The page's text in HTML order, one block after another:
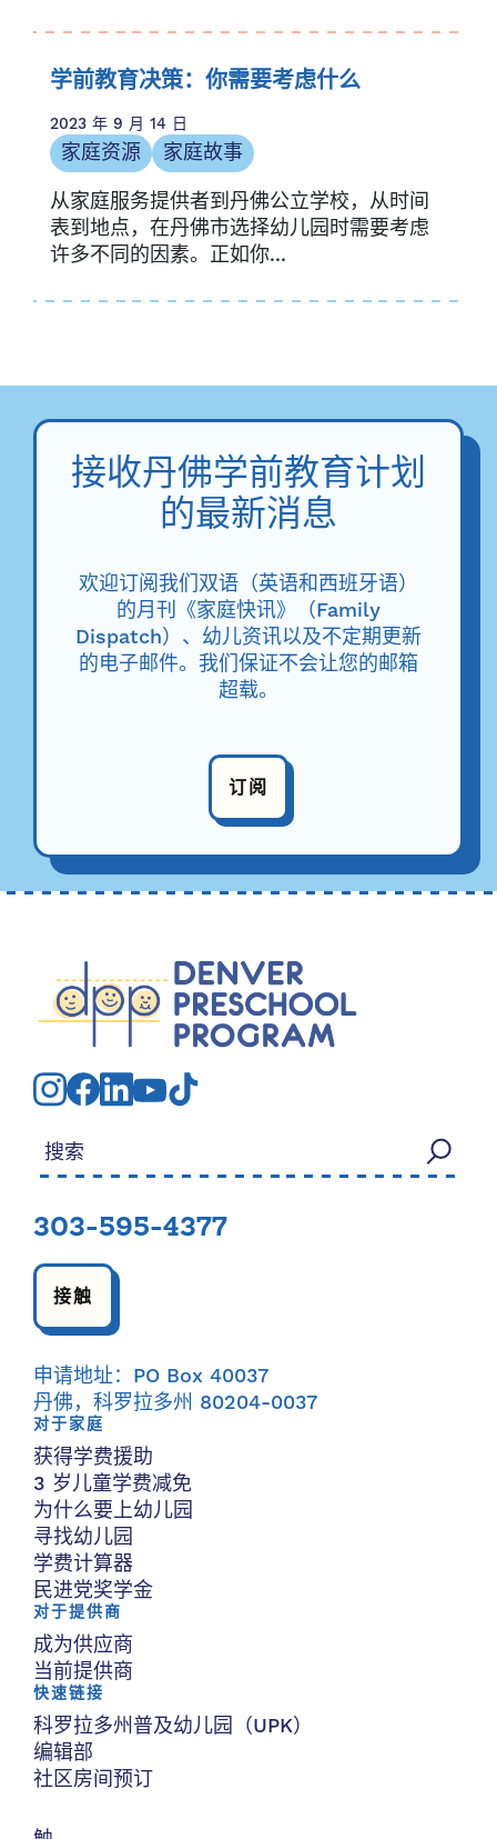
学前教育决策：你需要考虑什么
2023 年 9 月 14 日
家庭资源
家庭故事
从家庭服务提供者到丹佛公立学校，从时间
表到地点，在丹佛市选择幼儿园时需要考虑
许多不同的因素。正如你...
接收丹佛学前教育计划
的最新消息
欢迎订阅我们双语（英语和西班牙语）
的月刊《家庭快讯》（Family
Dispatch）、幼儿资讯以及不定期更新
的电子邮件。我们保证不会让您的邮箱
超载。
订阅
搜索：
303-595-4377
接触
申请地址：PO Box 40037
丹佛，科罗拉多州 80204-0037
对于家庭
获得学费援助
3 岁儿童学费减免
为什么要上幼儿园
寻找幼儿园
学费计算器
民进党奖学金
对于提供商
成为供应商
当前提供商
快速链接
科罗拉多州普及幼儿园（UPK）
编辑部
社区房间预订